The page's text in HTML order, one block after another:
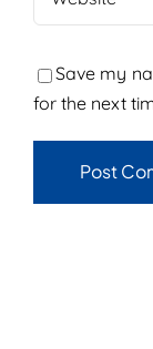
Save my
for the next